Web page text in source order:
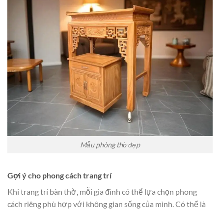
Mẫu phòng thờ đẹp
Gợi ý cho phong cách trang trí
Khi trang trí bàn thờ, mỗi gia đình có thể lựa chọn phong
cách riêng phù hợp với không gian sống của mình. Có thể là